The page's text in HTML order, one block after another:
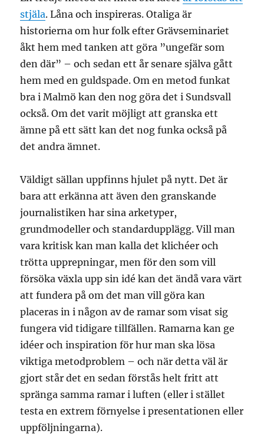
stjäla. Låna och inspireras. Otaliga är
historierna om hur folk efter Grävseminariet
åkt hem med tanken att göra ”ungefär som
den där” – och sedan ett år senare själva gått
hem med en guldspade. Om en metod funkat
bra i Malmö kan den nog göra det i Sundsvall
också. Om det varit möjligt att granska ett
ämne på ett sätt kan det nog funka också på
det andra ämnet.
Väldigt sällan uppfinns hjulet på nytt. Det är
bara att erkänna att även den granskande
journalistiken har sina arketyper,
grundmodeller och standardupplägg. Vill man
vara kritisk kan man kalla det klichéer och
trötta upprepningar, men för den som vill
försöka växla upp sin idé kan det ändå vara värt
att fundera på om det man vill göra kan
placeras in i någon av de ramar som visat sig
fungera vid tidigare tillfällen. Ramarna kan ge
idéer och inspiration för hur man ska lösa
viktiga metodproblem – och när detta väl är
gjort står det en sedan förstås helt fritt att
spränga samma ramar i luften (eller i stället
testa en extrem förnyelse i presentationen eller
uppföljningarna).